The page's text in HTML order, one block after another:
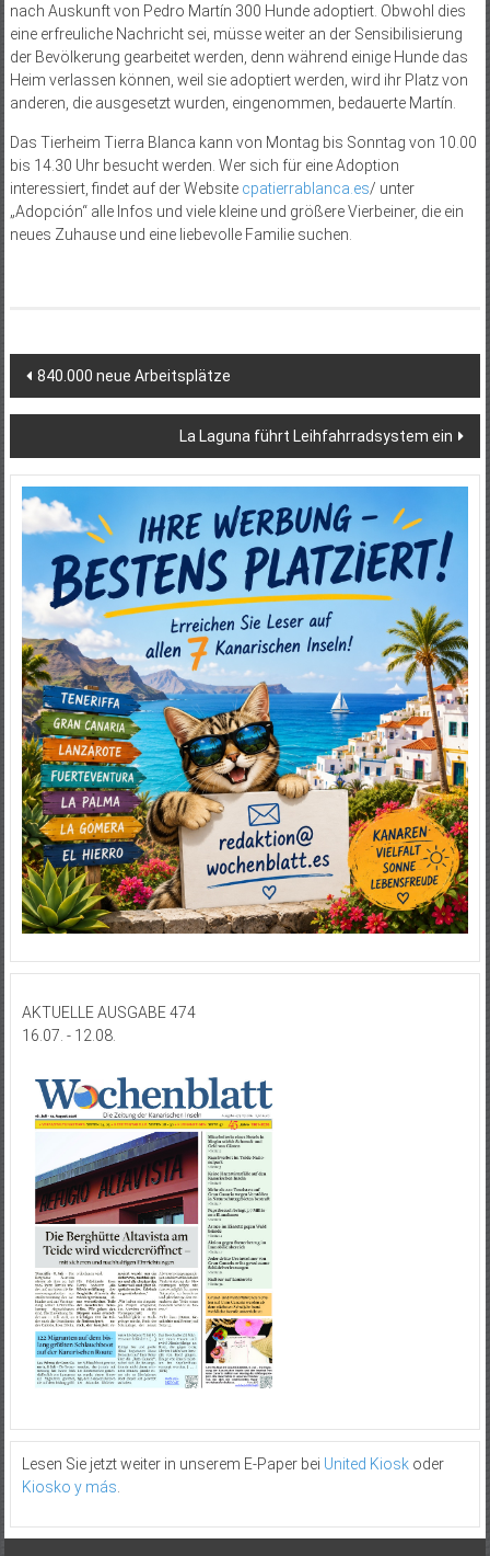
nach Auskunft von Pedro Martín 300 Hunde adoptiert. Obwohl dies
eine erfreuliche Nachricht sei, müsse weiter an der Sensibilisierung
der Bevölkerung gearbeitet werden, denn während einige Hunde das
Heim verlassen können, weil sie adoptiert werden, wird ihr Platz von
anderen, die ausgesetzt wurden, eingenommen, bedauerte Martín.
Das Tierheim Tierra Blanca kann von Montag bis Sonntag von 10.00
bis 14.30 Uhr besucht werden. Wer sich für eine Adoption
interessiert, findet auf der Website cpatierrablanca.es/ unter
„Adopción“ alle Infos und viele kleine und größere Vierbeiner, die ein
neues Zuhause und eine liebevolle Familie suchen.
Beitragsnavigation
840.000 neue Arbeitsplätze
La Laguna führt Leihfahrradsystem ein
AKTUELLE AUSGABE 474
16.07. - 12.08.
Lesen Sie jetzt weiter in unserem E-Paper bei United Kioskoder
Kiosko y más